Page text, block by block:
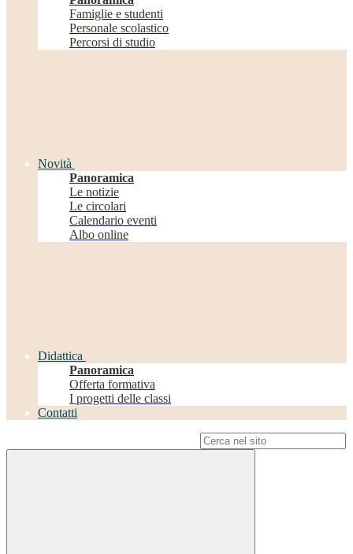
Famiglie e studenti
Personale scolastico
Percorsi di studio
Novità
Panoramica
Le notizie
Le circolari
Calendario eventi
Albo online
Didattica
Panoramica
Offerta formativa
I progetti delle classi
Contatti